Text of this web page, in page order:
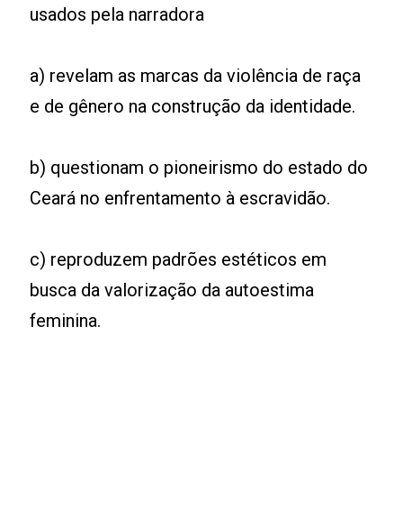
usados pela narradora
a) revelam as marcas da violência de raça
e de gênero na construção da identidade.
b) questionam o pioneirismo do estado do
Ceará no enfrentamento à escravidão.
c) reproduzem padrões estéticos em
busca da valorização da autoestima
feminina.